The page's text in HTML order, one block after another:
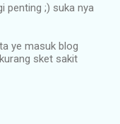
penting ;) suka nya
ye masuk blog
sket sakit